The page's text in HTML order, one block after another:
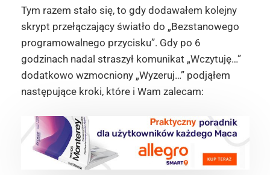
Tym razem stało się, to gdy dodawałem kolejny
skrypt przełączający światło do „Bezstanowego
programowalnego przycisku”. Gdy po 6
godzinach nadal straszył komunikat „Wczytuję…”
dodatkowo wzmocniony „Wyzeruj…” podjąłem
następujące kroki, które i Wam zalecam: